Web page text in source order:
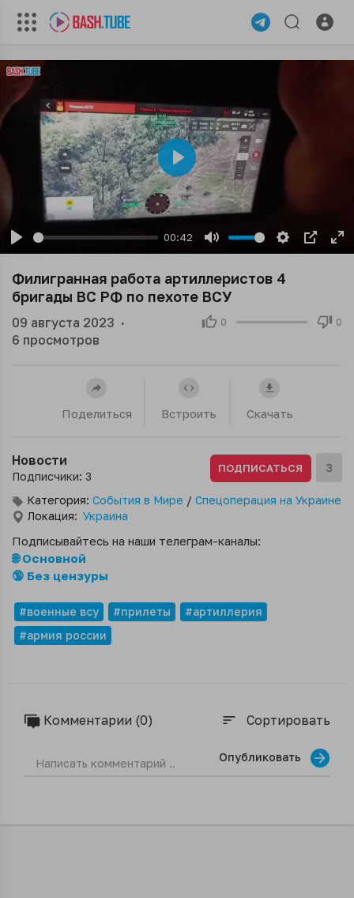
Play
00:42
Mute Settings
PIP
Play
Филигранная работа артиллеристов 4
бригады ВС РФ по пехоте ВСУ
0 0
09 августа 2023 ·
6 просмотров
Поделиться Встроить Скачать
Новости
Подписчики: 3
ПОДПИСАТЬСЯ 3
Категория: События в Мире / Спецоперация на Украине
Локация: Украина
Подписывайтесь на наши телеграм-каналы:
🌐 Основной
🔞 Без цензуры
#военные всу #прилеты
#артиллерия
#армия россии
Комментарии (0) sort Сортировать
Опубликовать